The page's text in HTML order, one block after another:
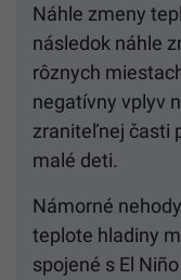
Náhle zmeny
následok náhle
rôznych
negatívny vplyv
zraniteľnej časti
malé deti.
Námorné
teplote hladiny
spojené s El